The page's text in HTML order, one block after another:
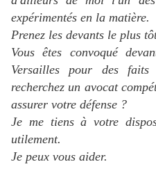
expérimentés en la matière.
Prenez les devants le plus
Vous êtes convoqué
Versailles pour des
recherchez un avocat
assurer votre défense ?
Je me tiens à votre
utilement.
Je peux vous aider.